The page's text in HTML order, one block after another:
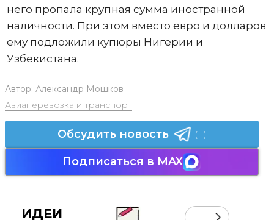
него пропала крупная сумма иностранной
наличности. При этом вместо евро и долларов
ему подложили купюры Нигерии и
Узбекистана.
Автор: Александр Мошков
Авиаперевозка и транспорт
Обсудить новость (11)
Подписаться в MAX
ИДЕИ